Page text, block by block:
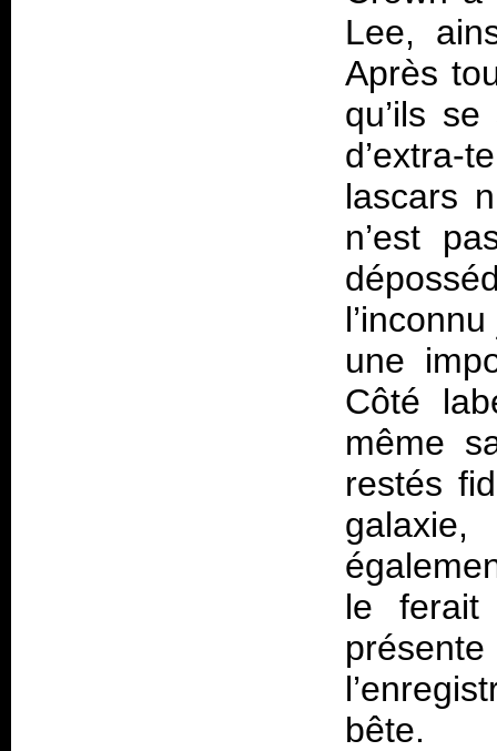
Lee,
Après
qu’ils
lascars
n’est
une
Côté
même
restés
le ferait
bête.